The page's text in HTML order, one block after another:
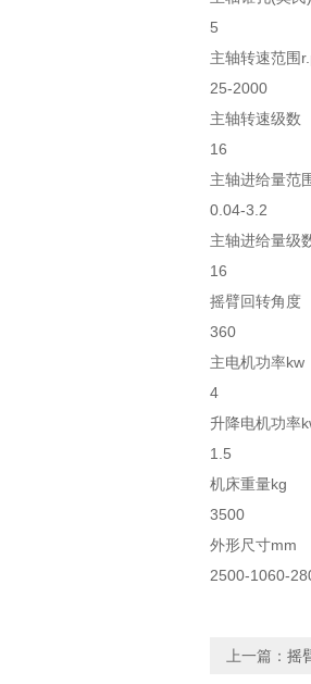
5
主轴转速范围
25-2000
主轴转速级数
16
主轴进给量范
0.04-3.2
主轴进给量级
16
摇臂回转角度
360
主电机功率kw
4
升降电机功率
1.5
机床重量kg
3500
外形尺寸mm
2500-1060-
上一篇： 摇